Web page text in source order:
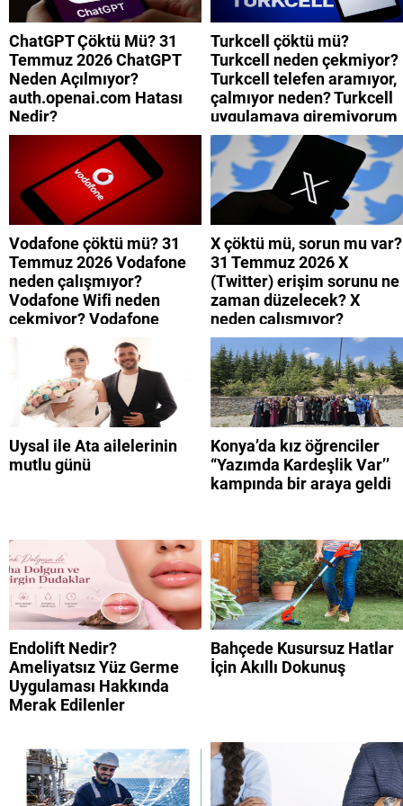
ChatGPT Çöktü Mü? 31
Temmuz 2026 ChatGPT
Neden Açılmıyor?
auth.openai.com Hatası
Nedir?
Turkcell çöktü mü?
Turkcell neden çekmiyor?
Turkcell telefen aramıyor,
çalmıyor neden? Turkcell
uygulamaya giremiyorum
neden? Turkcell internet
neden yavaş?
Vodafone çöktü mü? 31
Temmuz 2026 Vodafone
neden çalışmıyor?
Vodafone Wifi neden
çekmiyor? Vodafone
mobil uygulamaya neden
giremiyorum?
X çöktü mü, sorun mu var?
31 Temmuz 2026 X
(Twitter) erişim sorunu ne
zaman düzelecek? X
neden çalışmıyor?
Uysal ile Ata ailelerinin
mutlu günü
Konya’da kız öğrenciler
“Yazımda Kardeşlik Var’’
kampında bir araya geldi
Endolift Nedir?
Ameliyatsız Yüz Germe
Uygulaması Hakkında
Merak Edilenler
Bahçede Kusursuz Hatlar
İçin Akıllı Dokunuş